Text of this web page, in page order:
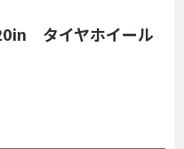
タイヤホイール